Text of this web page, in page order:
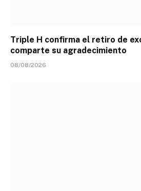
Triple H confirma el retiro de
comparte su agradecimiento
08/08/2026